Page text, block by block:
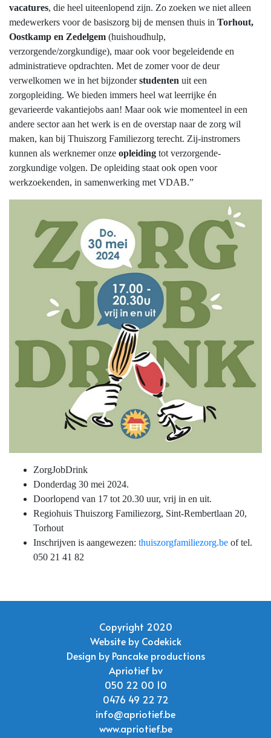
vacatures, die heel uiteenlopend zijn. Zo zoeken we niet alleen
medewerkers voor de basiszorg bij de mensen thuis in Torhout,
Oostkamp en Zedelgem (huishoudhulp,
verzorgende/zorgkundige), maar ook voor begeleidende en
administratieve opdrachten. Met de zomer voor de deur
verwelkomen we in het bijzonderstudenten uit een
zorgopleiding. We bieden immers heel wat leerrijke én
gevarieerde vakantiejobs aan! Maar ook wie momenteel in een
andere sector aan het werk is en de overstap naar de zorg wil
maken, kan bij Thuiszorg Familiezorg terecht. Zij-instromers
kunnen als werknemer onze opleiding tot verzorgende-
zorgkundige volgen. De opleiding staat ook open voor
werkzoekenden, in samenwerking met VDAB.”
ZorgJobDrink
Donderdag 30 mei 2024.
Doorlopend van 17 tot 20.30 uur, vrij in en uit.
Regiohuis Thuiszorg Familiezorg, Sint-Rembertlaan 20,
Torhout
Inschrijven is aangewezen: thuiszorgfamiliezorg.be of tel.
050 21 41 82
Copyright 2020
Website by Codekick
Design by Pancake productions
Apriotief bv
050 22 00 10
0476 49 22 72
info@apriotief.be
www.apriotief.be